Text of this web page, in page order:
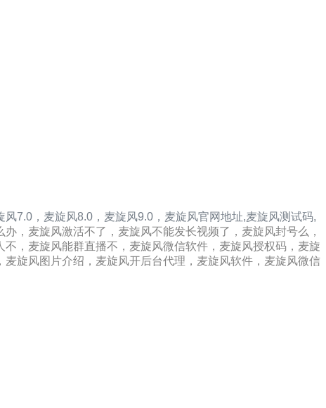
风7.0， 麦旋风8.0， 麦旋风9.0， 麦旋风官网地址,麦旋风测试码,
，麦旋风激活不了，麦旋风不能发长视频了，麦旋风封号么，
，麦旋风能群直播不，麦旋风微信软件，麦旋风授权码，麦旋
旋风图片介绍，麦旋风开后台代理，麦旋风软件，麦旋风微信